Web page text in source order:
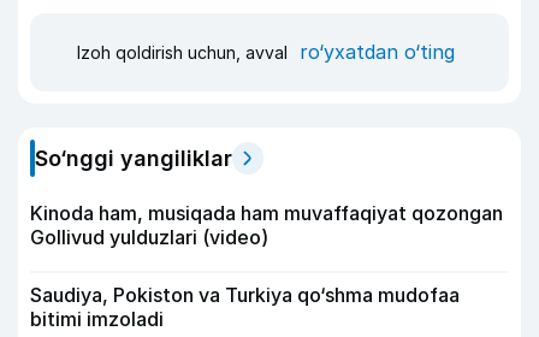
Izoh qoldirish uchun, avval ro‘yxatdan o‘ting
So‘nggi yangiliklar
Kinoda ham, musiqada ham muvaffaqiyat qozongan
Gollivud yulduzlari (video)
Saudiya, Pokiston va Turkiya qo‘shma mudofaa
bitimi imzoladi